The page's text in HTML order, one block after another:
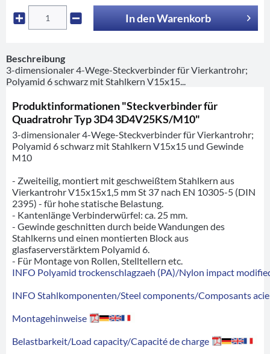
In denWarenkorb
Beschreibung
3-dimensionaler 4-Wege-Steckverbinder für Vierkantrohr;
Polyamid 6 schwarz mit Stahlkern V15x15...
Produktinformationen "Steckverbinder für
Quadratrohr Typ 3D4 3D4V25KS/M10"
3-dimensionaler 4-Wege-Steckverbinder für Vierkantrohr;
Polyamid 6 schwarz mit Stahlkern V15x15 und Gewinde
M10
- Zweiteilig, montiert mit geschweißtem Stahlkern aus
Vierkantrohr V15x15x1,5 mm St 37 nach EN 10305-5 (DIN
2395) - für hohe statische Belastung.
- Kantenlänge Verbinderwürfel: ca. 25 mm.
- Gewinde geschnitten durch beide Wandungen des
Stahlkerns und einen montierten Block aus
glasfaserverstärktem Polyamid 6.
- Für Montage von Rollen, Stelltellern etc.
INFO Polyamid trockenschlagzaeh (PA)/Nylon impact
INFO Stahlkomponenten/Steel components/Composants
Montagehinweise
Belastbarkeit/Load capacity/Capacité de charge